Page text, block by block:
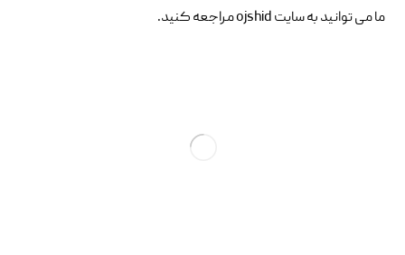
ما می توانید به سایت ojshid مراجعه کنید.